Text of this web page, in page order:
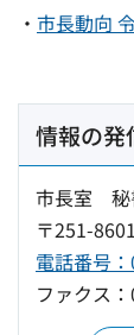
・ 市長動向
情報の発
市長室 秘
〒251-
電話番号
ファクス